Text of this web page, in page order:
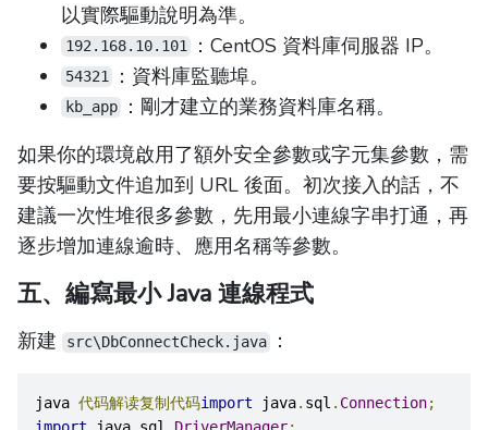
以實際驅動說明為準。
192.168.10.101 ：CentOS 資料庫伺服器 IP。
54321 ：資料庫監聽埠。
kb_app
：剛才建立的業務資料庫名稱。
如果你的環境啟用了額外安全參數或字元集參數，需
要按驅動文件追加到 URL 後面。初次接入的話，不
建議一次性堆很多參數，先用最小連線字串打通，再
逐步增加連線逾時、應用名稱等參數。
五、編寫最小 Java 連線程式
新建 src\DbConnectCheck.java ：
java 代码解读复制代码import java. sql . Connection;